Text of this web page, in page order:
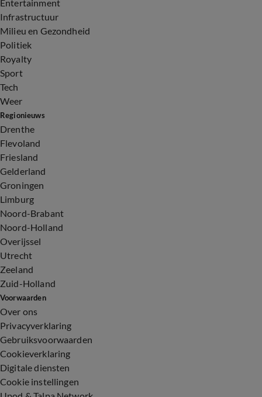
Entertainment
Infrastructuur
Milieu en Gezondheid
Politiek
Royalty
Sport
Tech
Weer
Regionieuws
Drenthe
Flevoland
Friesland
Gelderland
Groningen
Limburg
Noord-Brabant
Noord-Holland
Overijssel
Utrecht
Zeeland
Zuid-Holland
Voorwaarden
Over ons
Privacyverklaring
Gebruiksvoorwaarden
Cookieverklaring
Digitale diensten
Cookie instellingen